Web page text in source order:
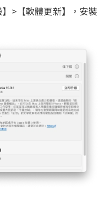
>【軟體更新】，安裝